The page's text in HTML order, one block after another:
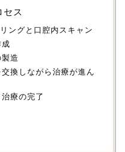
セス
ングと口腔内スキャン
造
換しながら治療が進ん
療の完了